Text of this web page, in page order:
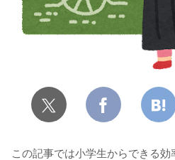
この記事では小学生からできる